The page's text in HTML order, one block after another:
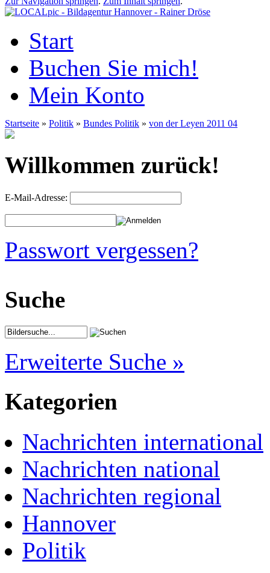
Start
Buchen Sie mich!
Mein Konto
Startseite » Politik » Bundes Politik » von der Leyen 2011 04
Willkommen zurück!
E-Mail-Adresse:
Passwort vergessen?
Suche
Erweiterte Suche »
Kategorien
Nachrichten international
Nachrichten national
Nachrichten regional
Hannover
Politik